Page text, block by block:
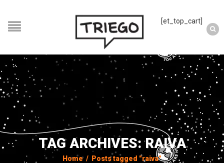
[et_top_cart]
TAG ARCHIVES: RAIVA
Home / Posts tagged "raiva"